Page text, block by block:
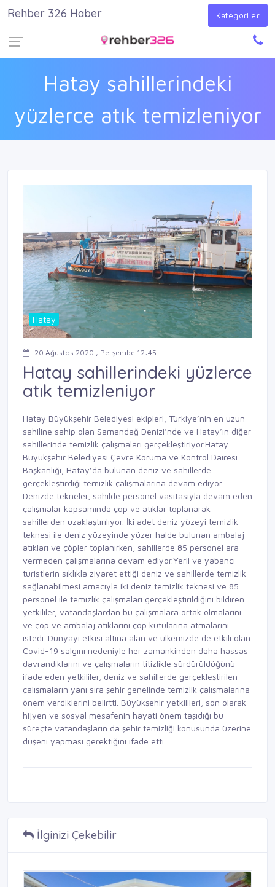
Giriş Yap
Hatay sahillerindeki
yüzlerce atık temizleniyor
Rehber 326 Haber Kategoriler
Hatay
20 Ağustos 2020 , Perşembe 12:45
Hatay sahillerindeki yüzlerce
atık temizleniyor
Hatay Büyükşehir Belediyesi ekipleri, Türkiye’nin en uzun
sahiline sahip olan Samandağ Denizi’nde ve Hatay’ın diğer
sahillerinde temizlik çalışmaları gerçekleştiriyor.Hatay
Büyükşehir Belediyesi Çevre Koruma ve Kontrol Dairesi
Başkanlığı, Hatay’da bulunan deniz ve sahillerde
gerçekleştirdiği temizlik çalışmalarına devam ediyor.
Denizde tekneler, sahilde personel vasıtasıyla devam eden
çalışmalar kapsamında çöp ve atıklar toplanarak
sahillerden uzaklaştırılıyor. İki adet deniz yüzeyi temizlik
teknesi ile deniz yüzeyinde yüzer halde bulunan ambalaj
atıkları ve çöpler toplanırken, sahillerde 85 personel ara
vermeden çalışmalarına devam ediyor.Yerli ve yabancı
turistlerin sıklıkla ziyaret ettiği deniz ve sahillerde temizlik
sağlanabilmesi amacıyla iki deniz temizlik teknesi ve 85
personel ile temizlik çalışmaları gerçekleştirildiğini bildiren
yetkililer, vatandaşlardan bu çalışmalara ortak olmalarını
ve çöp ve ambalaj atıklarını çöp kutularına atmalarını
istedi. Dünyayı etkisi altına alan ve ülkemizde de etkili olan
Covid-19 salgını nedeniyle her zamankinden daha hassas
davrandıklarını ve çalışmaların titizlikle sürdürüldüğünü
ifade eden yetkililer, deniz ve sahillerde gerçekleştirilen
çalışmaların yanı sıra şehir genelinde temizlik çalışmalarına
önem verdiklerini belirtti. Büyükşehir yetkilileri, son olarak
hijyen ve sosyal mesafenin hayati önem taşıdığı bu
süreçte vatandaşların da şehir temizliği konusunda üzerine
düşeni yapması gerektiğini ifade etti.
İlginizi Çekebilir